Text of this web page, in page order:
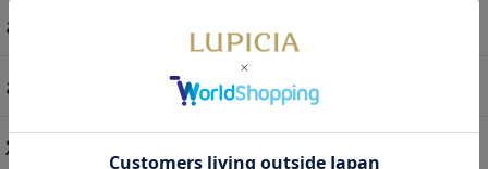
お菓子・食品・飲料
お買い得商品
定期便